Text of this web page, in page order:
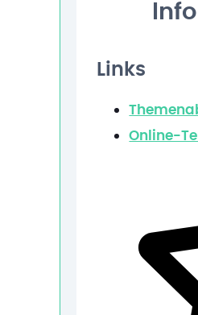
Links
Online-